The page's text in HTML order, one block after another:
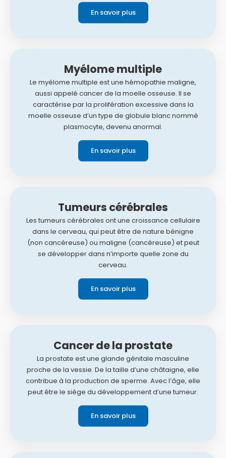
En savoir plus
Myélome multiple
Le myélome multiple est une hémopathie maligne,
aussi appelé cancer de la moelle osseuse. Il se
caractérise par la prolifération excessive dans la
moelle osseuse d’un type de globule blanc nommé
plasmocyte, devenu anormal.
En savoir plus
Tumeurs cérébrales
Les tumeurs cérébrales ont une croissance cellulaire
dans le cerveau, qui peut être de nature bénigne
(non cancéreuse) ou maligne (cancéreuse) et peut
se développer dans n’importe quelle zone du
cerveau.
En savoir plus
Cancer de la prostate
La prostate est une glande génitale masculine
proche de la vessie. De la taille d’une châtaigne, elle
contribue à la production de sperme. Avec l’âge, elle
peut être le siège du développement d’une tumeur.
En savoir plus